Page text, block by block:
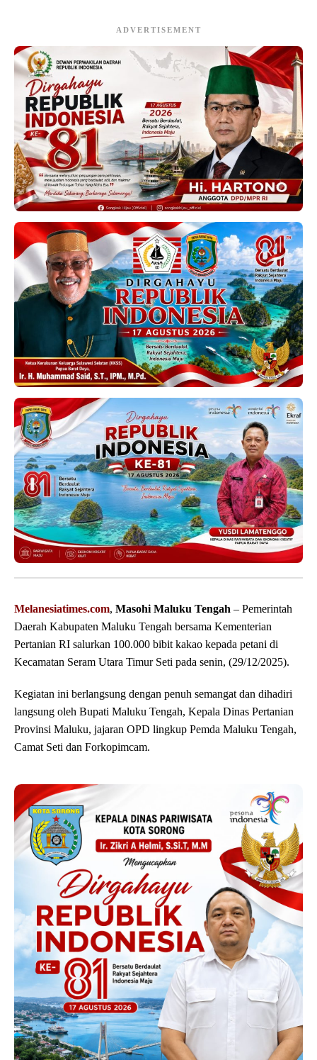
ADVERTISEMENT
Melanesiatimes.com, Masohi Maluku Tengah – Pemerintah
Daerah Kabupaten Maluku Tengah bersama Kementerian
Pertanian RI salurkan 100.000 bibit kakao kepada petani di
Kecamatan Seram Utara Timur Seti pada senin, (29/12/2025).
Kegiatan ini berlangsung dengan penuh semangat dan dihadiri
langsung oleh Bupati Maluku Tengah, Kepala Dinas Pertanian
Provinsi Maluku, jajaran OPD lingkup Pemda Maluku Tengah,
Camat Seti dan Forkopimcam.